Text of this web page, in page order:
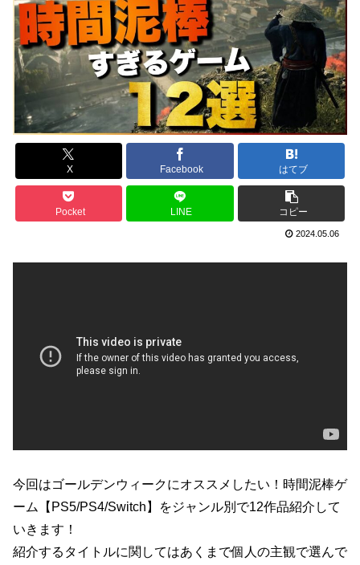
X Facebook はてブ
Pocket LINE コピー
2024.05.06
今回はゴールデンウィークにオススメしたい！時間泥棒ゲ
ーム【PS5/PS4/Switch】をジャンル別で12作品紹介して
いきます！
紹介するタイトルに関してはあくまで個人の主観で選んで